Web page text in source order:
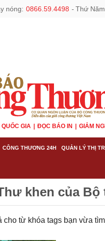
nóng: 0866.59.4498 - Thứ
GIA ĐỌC BÁO IN GIẢM
CÔNG THƯƠNG 24H QUẢN LÝ THỊ
khen của
cho từ khóa tags bạn vừa